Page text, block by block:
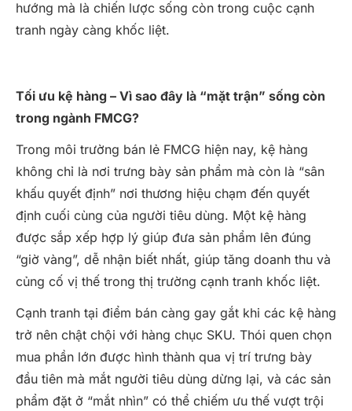
hướng mà là chiến lược sống còn trong cuộc cạnh
tranh ngày càng khốc liệt.
Tối ưu kệ hàng – Vì sao đây là “mặt trận” sống còn
trong ngành FMCG?
Trong môi trường bán lẻ FMCG hiện nay, kệ hàng
không chỉ là nơi trưng bày sản phẩm mà còn là “sân
khấu quyết định” nơi thương hiệu chạm đến quyết
định cuối cùng của người tiêu dùng. Một kệ hàng
được sắp xếp hợp lý giúp đưa sản phẩm lên đúng
“giờ vàng”, dễ nhận biết nhất, giúp tăng doanh thu và
củng cố vị thế trong thị trường cạnh tranh khốc liệt.
Cạnh tranh tại điểm bán càng gay gắt khi các kệ hàng
trở nên chật chội với hàng chục SKU. Thói quen chọn
mua phần lớn được hình thành qua vị trí trưng bày
đầu tiên mà mắt người tiêu dùng dừng lại, và các sản
phẩm đặt ở “mắt nhìn” có thể chiếm ưu thế vượt trội